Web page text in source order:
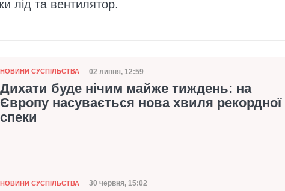
лід та вентилятор.
Категорія
НОВИНИ СУСПІЛЬСТВА Дата публікації
02 липня, 12:59
Дихати буде нічим майже тиждень: на
Європу насувається нова хвиля рекордної
спеки
Категорія
НОВИНИ СУСПІЛЬСТВА Дата публікації
30 червня, 15:02